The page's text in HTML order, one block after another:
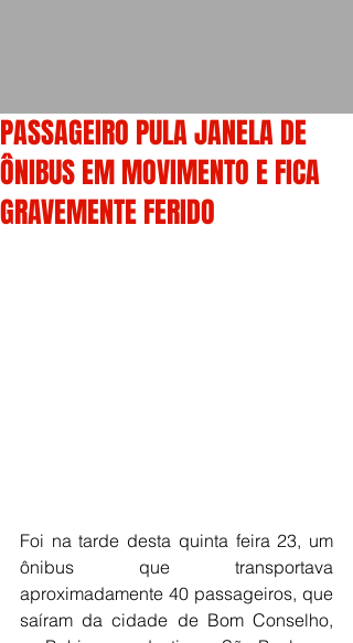
PASSAGEIRO PULA JANELA DE
ÔNIBUS EM MOVIMENTO E FICA
GRAVEMENTE FERIDO
Foi na tarde desta quinta feira 23, um
ônibus que transportava
aproximadamente 40 passageiros, que
saíram da cidade de Bom Conselho,